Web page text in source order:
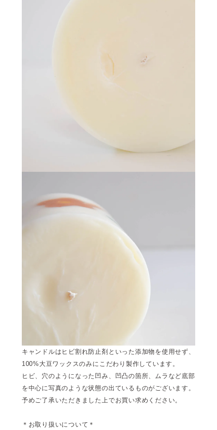
キャンドルはヒビ割れ防止剤といった添加物を使用せず、
100%大豆ワックスのみにこだわり製作しています。
ヒビ、穴のようになった凹み、凹凸の箇所、ムラなど底部
を中心に写真のような状態の出ているものがございます。
予めご了承いただきました上でお買い求めください。
＊お取り扱いについて＊